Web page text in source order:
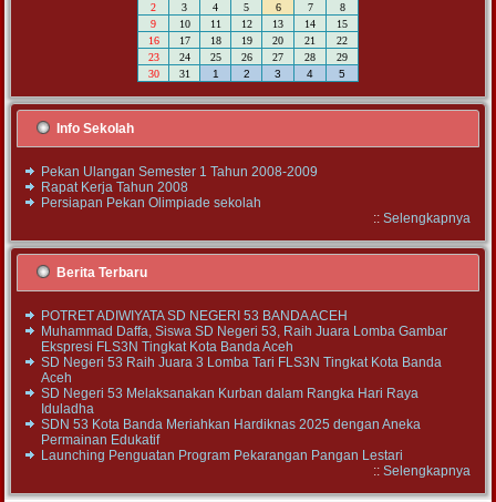
2
3 4 5 6 7
8
9
10 11 12 13 14
15
16
17 18 19 20 21
22
23
24 25 26 27 28
29
30
31 1 2 3 4 5
Info Sekolah
Pekan Ulangan Semester 1 Tahun 2008-2009
Rapat Kerja Tahun 2008
Persiapan Pekan Olimpiade sekolah
:: Selengkapnya
Berita Terbaru
POTRET ADIWIYATA SD NEGERI 53 BANDA ACEH
Muhammad Daffa, Siswa SD Negeri 53, Raih Juara Lomba Gambar
Ekspresi FLS3N Tingkat Kota Banda Aceh
SD Negeri 53 Raih Juara 3 Lomba Tari FLS3N Tingkat Kota Banda
Aceh
SD Negeri 53 Melaksanakan Kurban dalam Rangka Hari Raya
Iduladha
SDN 53 Kota Banda Meriahkan Hardiknas 2025 dengan Aneka
Permainan Edukatif
Launching Penguatan Program Pekarangan Pangan Lestari
:: Selengkapnya